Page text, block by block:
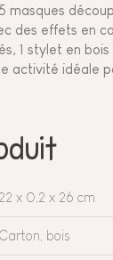
masques
des effets en
1 stylet en
activité idéale
22 x 0,2 x 26 cm
Carton, bois